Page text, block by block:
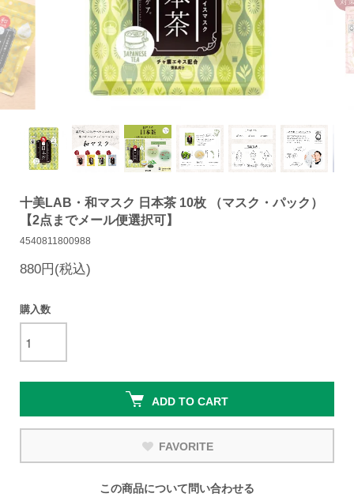
十美LAB・和マスク 日本茶 10枚 （マスク・パック）
【2点までメール便選択可】
4540811800988
880円(税込)
購入数
ADD TO CART
FAVORITE
この商品について問い合わせる